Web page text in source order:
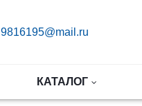
9816195@mail.ru
КАТАЛОГ